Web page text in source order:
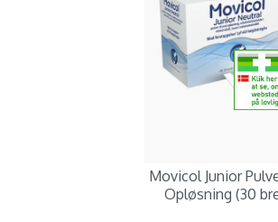
Movicol Junior
Opløsning (30